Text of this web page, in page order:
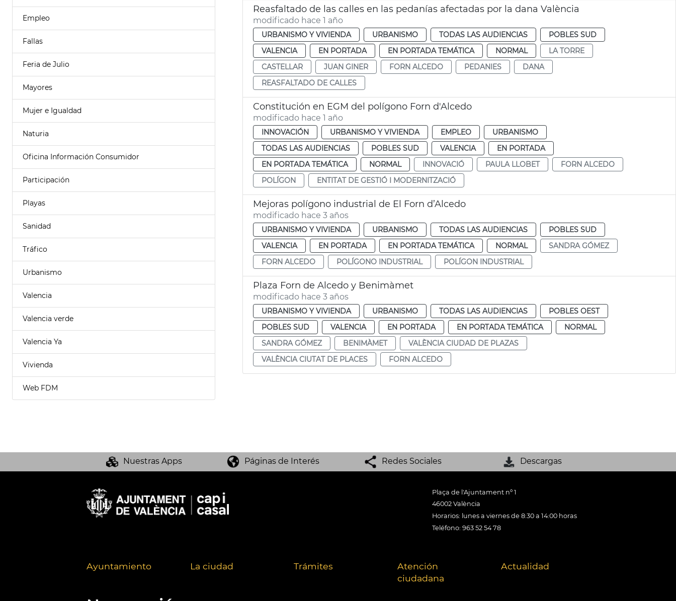
Empleo
Fallas
Feria de Julio
Mayores
Mujer e Igualdad
Naturia
Oficina Información Consumidor
Participación
Playas
Sanidad
Tráfico
Urbanismo
Valencia
Valencia verde
Valencia Ya
Vivienda
Web FDM
Reasfaltado de las calles en las pedanías afectadas por la dana València
modificado hace 1 año
URBANISMO Y VIVIENDA URBANISMO TODAS LAS AUDIENCIAS
POBLES SUD
VALENCIA
EN PORTADA EN PORTADA TEMÁTICA NORMAL
LA TORRE
CASTELLAR
JUAN GINER FORN ALCEDO PEDANIES
DANA
REASFALTADO DE CALLES
Constitución en EGM del polígono Forn d'Alcedo
modificado hace 1 año
INNOVACIÓN URBANISMO Y VIVIENDA EMPLEO
URBANISMO
TODAS LAS AUDIENCIAS
POBLES SUD VALENCIA
EN PORTADA
EN PORTADA TEMÁTICA
NORMAL INNOVACIÓ PAULA LLOBET
FORN ALCEDO
POLÍGON
ENTITAT DE GESTIÓ I MODERNITZACIÓ
Mejoras polígono industrial de El Forn d’Alcedo
modificado hace 3 años
URBANISMO Y VIVIENDA URBANISMO TODAS LAS AUDIENCIAS
POBLES SUD
VALENCIA
EN PORTADA EN PORTADA TEMÁTICA NORMAL
SANDRA GÓMEZ
FORN ALCEDO
POLÍGONO INDUSTRIAL POLÍGON INDUSTRIAL
Plaza Forn de Alcedo y Benimàmet
modificado hace 3 años
URBANISMO Y VIVIENDA URBANISMO TODAS LAS AUDIENCIAS
POBLES OEST
POBLES SUD
VALENCIA EN PORTADA EN PORTADA TEMÁTICA
NORMAL
SANDRA GÓMEZ
BENIMÀMET
VALÈNCIA CIUDAD DE PLAZAS
VALÈNCIA CIUTAT DE PLACES
FORN ALCEDO
Nuestras Apps Páginas de Interés Redes Sociales Descargas
Plaça de l'Ajuntament nº 1
46002 València
Horarios: lunes a viernes de 8:30 a 14:00 horas
Teléfono: 963 52 54 78
Ayuntamiento La ciudad Trámites
Atención
ciudadana
Actualidad